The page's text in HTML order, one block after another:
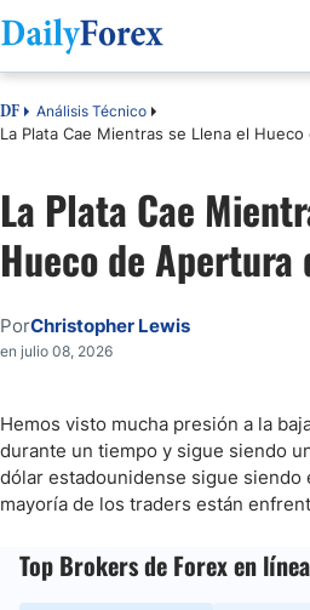
DF Análisis Técnico
La Plata Cae Mientras se Llena el
La Plata Cae
Hueco de Apertura
PorChristopher Lewis
en julio 08, 2026
Hemos visto mucha presión a la
durante un tiempo y sigue siendo
dólar estadounidense sigue siendo
mayoría de los traders están
Top Brokers de Forex en línea